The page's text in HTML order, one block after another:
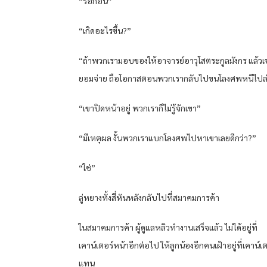
“เกิดอะไรขึ้น?”
“ถ้าพวกเรามอบของให้อาจารย์อาวุโสตระกูลมังกร แล้วเ
ยอมจ่าย ถือโอกาสตอนพวกเรากลับไปขนโลงศพหนีไป
“เขาปิดหน้าอยู่ พวกเราก็ไม่รู้จักเขา”
“มีเหตุผล งั้นพวกเราแบกโลงศพไปหาเขาเลยดีกว่า?”
“ใช่”
ลู่หยางทั้งสี่หันหลังกลับไปที่สมาคมการค้า
ในสมาคมการค้า ผู้ดูแลหลิวทำงานเสร็จแล้ว ไม่ได้อยู่ที่
เคาน์เตอร์หน้าอีกต่อไป ให้ลูกน้องอีกคนเฝ้าอยู่ที่เคาน์เ
แทน